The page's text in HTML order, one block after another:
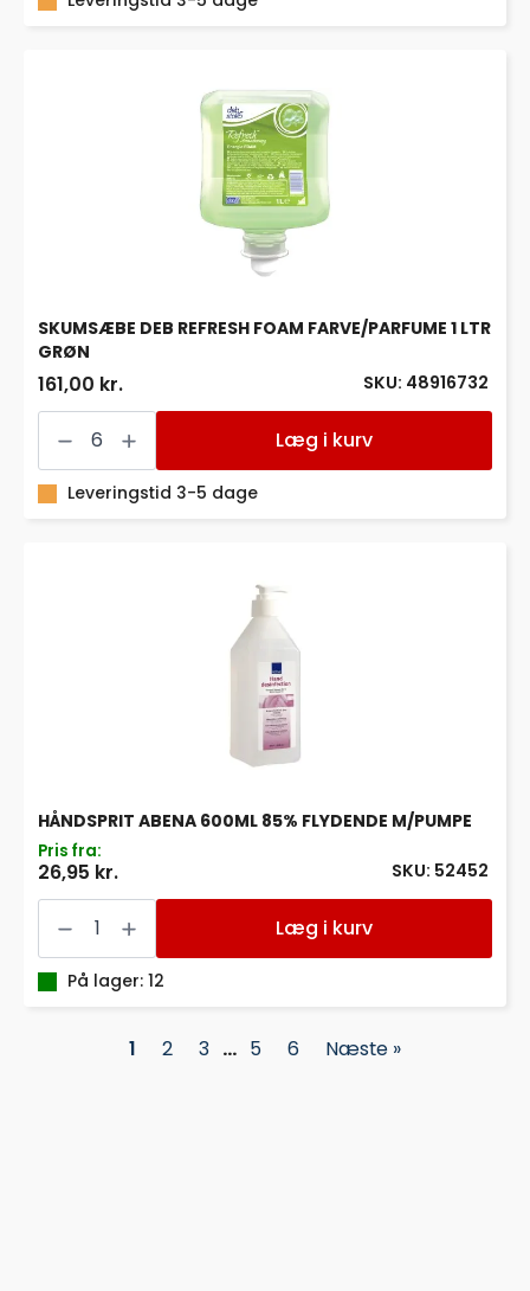
SKU: 48916732
SKUMSÆBE DEB REFRESH FOAM FARVE/PARFUME 1 LTR
GRØN
161,00 kr.
SKUMSÆBE
DEB
FOAM
FARVE/PARFUME
Læg i kurv
Leveringstid 3-5 dage
SKU: 52452
HÅNDSPRIT ABENA 600ML 85% FLYDENDE M/PUMPE
Pris fra:
26,95 kr.
HÅNDSPRIT
ABENA
85%
FLYDENDE
Læg i kurv
På lager: 12
1 2 3 … 5 6 Næste »